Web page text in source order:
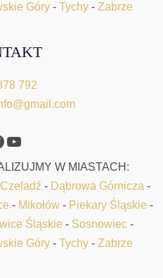
Góry - Tychy - Zabrze
792
YouTube
W MIASTACH:
Czeladź - Dąbrowa Górnicza -
- Mikołów- Piekary Śląskie-
Śląskie - Sosnowiec -
Góry - Tychy - Zabrze